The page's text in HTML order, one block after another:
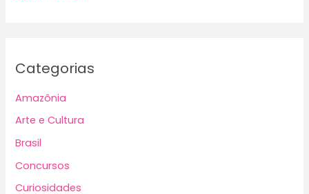
Categorias
Amazônia
Arte e Cultura
Brasil
Concursos
Curiosidades